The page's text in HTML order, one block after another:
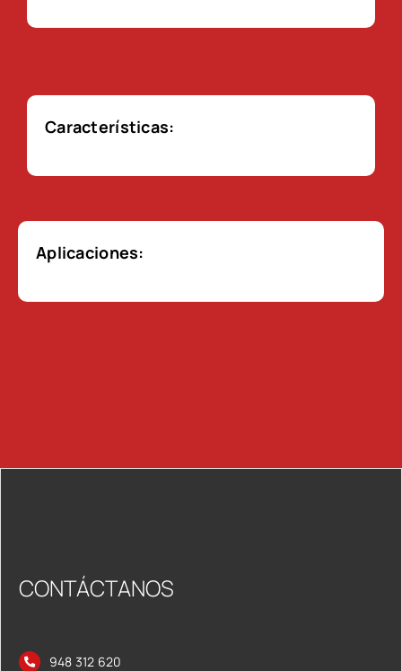
Características:
Aplicaciones:
CONTÁCTANOS
948 312 620